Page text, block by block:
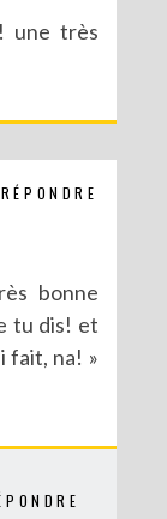
une très
RÉPONDRE
bonne
tu dis! et
fait, na! »